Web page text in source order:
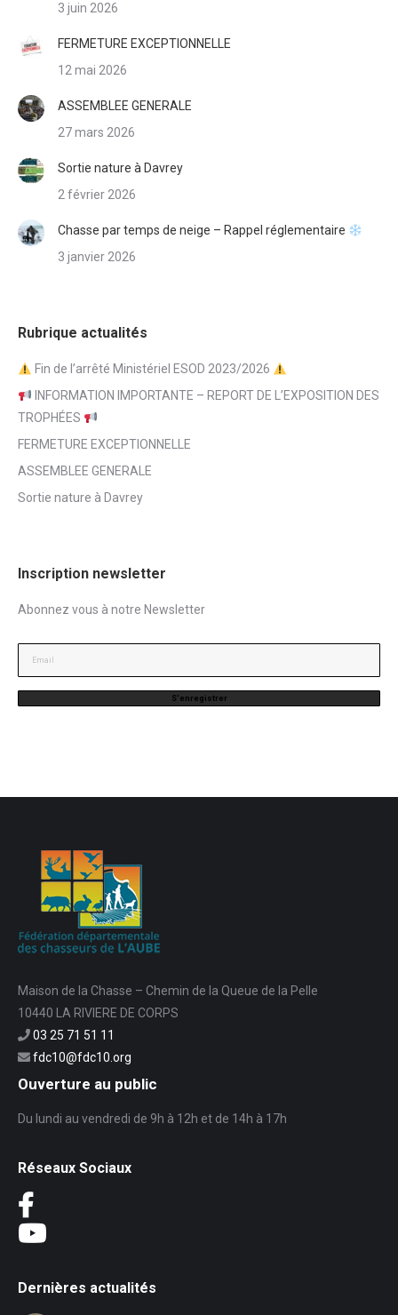
3 juin 2026
FERMETURE EXCEPTIONNELLE
12 mai 2026
ASSEMBLEE GENERALE
27 mars 2026
Sortie nature à Davrey
2 février 2026
Chasse par temps de neige – Rappel réglementaire
3 janvier 2026
Rubrique actualités
Fin de l’arrêté Ministériel ESOD 2023/2026
INFORMATION IMPORTANTE – REPORT DE L’EXPOSITION DES
TROPHÉES
FERMETURE EXCEPTIONNELLE
ASSEMBLEE GENERALE
Sortie nature à Davrey
Inscription newsletter
Abonnez vous à notre Newsletter
Maison de la Chasse – Chemin de la Queue de la Pelle
10440 LA RIVIERE DE CORPS
03 25 71 51 11
fdc10@fdc10.org
Ouverture au public
Du lundi au vendredi de 9h à 12h et de 14h à 17h
Réseaux Sociaux
Dernières actualités